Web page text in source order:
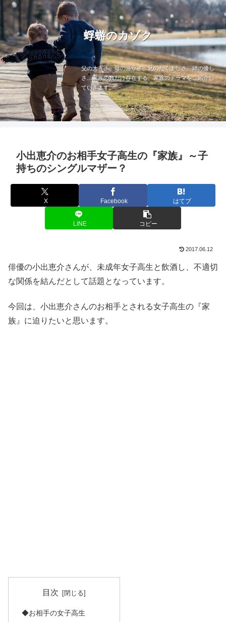
蜉蝣のカゾク
父の大きさ、母の温かさ、兄のたくましさ、姉の優し
さ…家族の数だけ存在する、家族のドラマをご紹介し
ていきます。
小出恵介のお相手女子高生の『家族』～子
持ちのシングルマザー？
X Facebook はてブ
LINE コピー
2017.06.12
俳優の小出恵介さんが、未成年女子高生と飲酒し、不適切
な関係を結んだとして話題となっています。
今回は、小出恵介さんのお相手とされる女子高生の『家
族』に迫りたいと思います。
目次
◆お相手の女子高生